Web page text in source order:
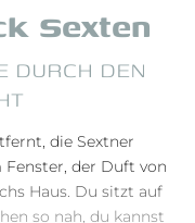
Sexten
DURCH DEN
die Sextner
der Duft von
Haus. Du sitzt auf
so nah, du kannst